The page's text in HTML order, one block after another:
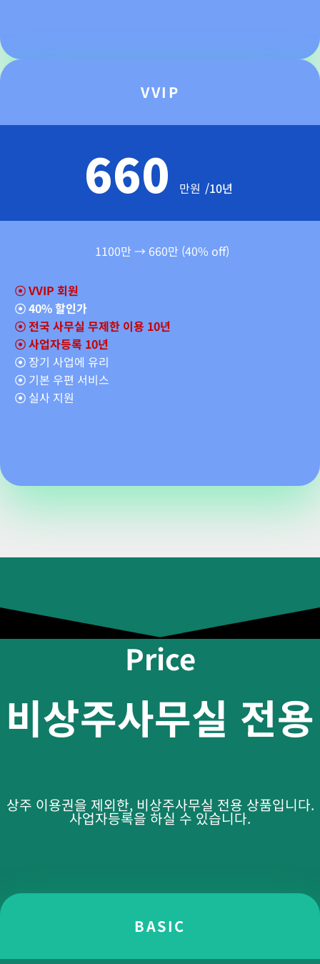
VVIP
660만원 /10년
1100만 → 660만 (40% off)
☉VVIP 회원
☉40% 할인가
☉ 전국 사무실 무제한 이용 10년
☉ 사업자등록 10년
☉ 장기 사업에 유리
☉ 기본 우편 서비스
☉ 실사 지원
Price
비상주사무실 전용
상주 이용권을 제외한, 비상주사무실 전용 상품입니다.
사업자등록을 하실 수 있습니다.
BASIC